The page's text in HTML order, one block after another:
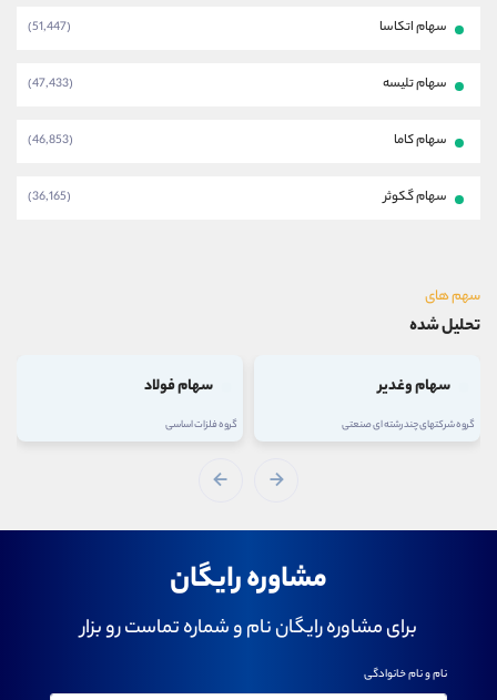
سهام اتکاسا (51,447)
سهام تلیسه (47,433)
سهام کاما (46,853)
سهام گکوثر (36,165)
سهم های
تحلیل شده
سهام وغدیر
گروه شرکتهای چند رشته ای صنعتی
سهام فولاد
گروه فلزات اساسی
مشاوره رایگان
برای مشاوره رایگان نام و شماره تماست رو بزار
نام و نام خانوادگی